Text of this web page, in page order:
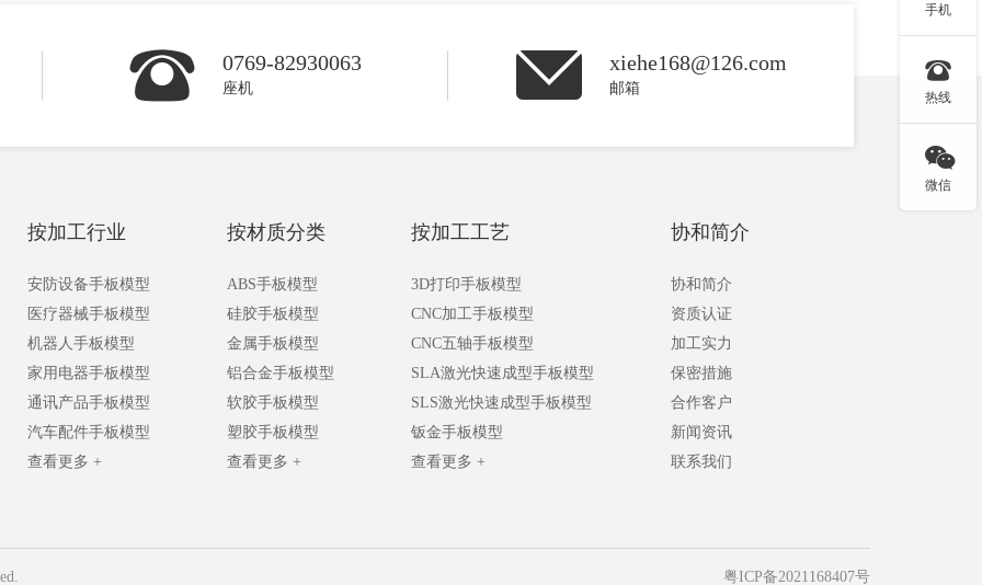
0769-82930063
座机
xiehe168@126.com
邮箱
按加工行业
安防设备手板模型
医疗器械手板模型
机器人手板模型
家用电器手板模型
通讯产品手板模型
汽车配件手板模型
查看更多 +
按材质分类
ABS手板模型
硅胶手板模型
金属手板模型
铝合金手板模型
软胶手板模型
塑胶手板模型
查看更多 +
按加工工艺
3D打印手板模型
CNC加工手板模型
CNC五轴手板模型
SLA激光快速成型手板模型
SLS激光快速成型手板模型
钣金手板模型
查看更多 +
协和简介
协和简介
资质认证
加工实力
保密措施
合作客户
新闻资讯
联系我们
粤ICP备2021168407号
手机

热线

微信